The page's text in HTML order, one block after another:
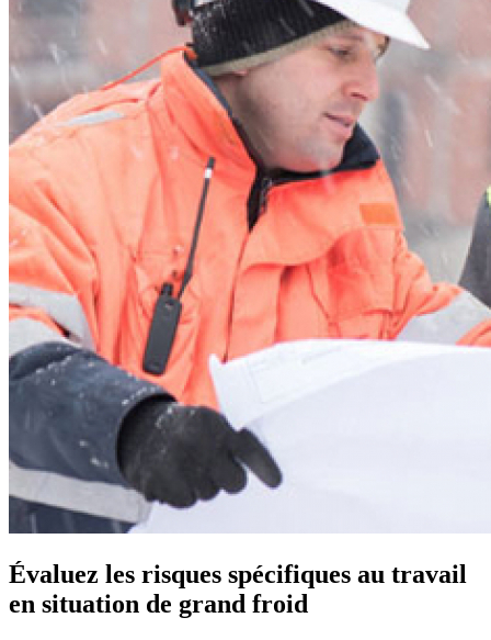
Évaluez les risques spécifiques au travail
en situation de grand froid